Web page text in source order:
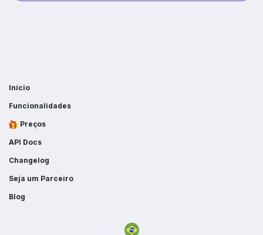
Início
Funcionalidades
Preços
API Docs
Changelog
Seja um Parceiro
Blog